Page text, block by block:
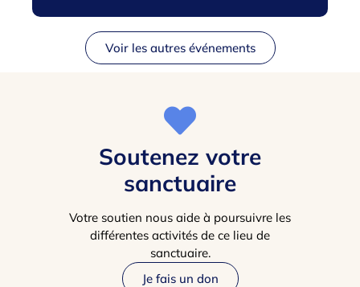
Voir les autres événements
Soutenez votre
sanctuaire
Votre soutien nous aide à poursuivre les
différentes activités de ce lieu de
sanctuaire.
Je fais un don